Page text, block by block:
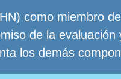
como miembro
de la
los demás